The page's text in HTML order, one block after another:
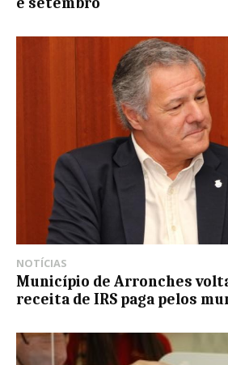
NOTÍCIAS
Município de Arronches
receita de IRS paga pelos